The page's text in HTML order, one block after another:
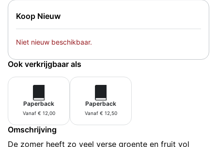
Koop Nieuw
Niet nieuw beschikbaar.
Ook verkrijgbaar als
Paperback
Vanaf € 12,00
Paperback
Vanaf € 12,50
Omschrijving
De zomer heeft zo veel verse groente en fruit vol